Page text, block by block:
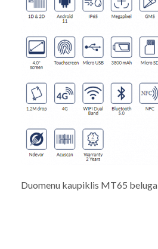
Duomenu kaupiklis MT65 beluga